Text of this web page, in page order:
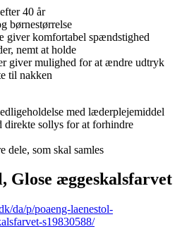
40 år
børnestørrelse
giver komfortabel spændstighed
nemt at holde
giver mulighed for at ændre udtryk
til nakken
med læderplejemiddel
direkte sollys for at forhindre
dele, som skal samles
Glose æggeskalsfarvet
da/p/poaeng-laenestol-
s19830588/